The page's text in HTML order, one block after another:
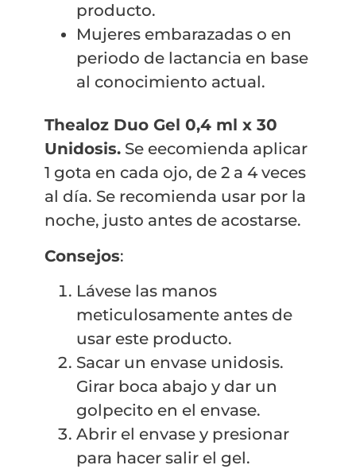
producto.
Mujeres embarazadas o en
periodo de lactancia en base
al conocimiento actual.
Thealoz Duo Gel 0,4 ml x 30
Unidosis.Se eecomienda aplicar
1 gota en cada ojo, de 2 a 4 veces
al día. Se recomienda usar por la
noche, justo antes de acostarse.
Consejos:
Lávese las manos
meticulosamente antes de
usar este producto.
Sacar un envase unidosis.
Girar boca abajo y dar un
golpecito en el envase.
Abrir el envase y presionar
para hacer salir el gel.